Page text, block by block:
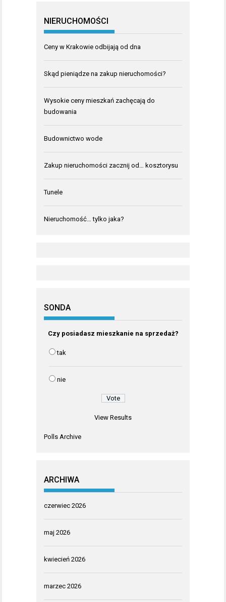
NIERUCHOMOŚCI
Ceny w Krakowie odbijają od dna
Skąd pieniądze na zakup nieruchomości?
Wysokie ceny mieszkań zachęcają do
budowania
Budownictwo wode
Zakup nieruchomości zacznij od… kosztorysu
Tunele
Nieruchomość… tylko jaka?
SONDA
Czy posiadasz mieszkanie na sprzedaż?
tak
nie
View Results
Polls Archive
ARCHIWA
czerwiec 2026
maj 2026
kwiecień 2026
marzec 2026